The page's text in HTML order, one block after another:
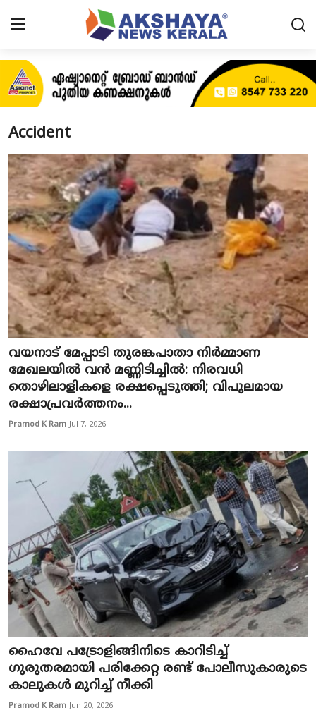
Home
Contact
News
Akshaya News
Agriculture
Business
Classifieds
Education
Entertainment
Health
Obituary
Travel & Tourism
Technology
Gallery
E-Paper
Accident
വയനാട് മേപ്പാടി തുരങ്കപാതാ നിർമ്മാണ
മേഖലയിൽ വൻ മണ്ണിടിച്ചിൽ: നിരവധി
തൊഴിലാളികളെ രക്ഷപ്പെടുത്തി; വിപുലമായ
രക്ഷാപ്രവർത്തനം...
Pramod K Ram Jul 7, 2026
ഹൈവേ പട്രോളിങ്ങിനിടെ കാറിടിച്ച്
ഗുരുതരമായി പരിക്കേറ്റ രണ്ട് പോലീസുകാരുടെ
കാലുകൾ മുറിച്ച് നീക്കി
Pramod K Ram Jun 20, 2026